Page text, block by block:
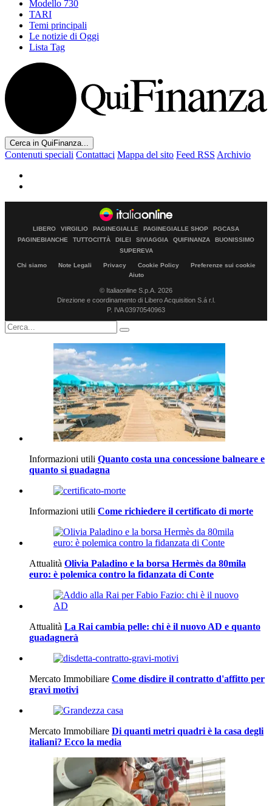
Modello 730
TARI
Temi principali
Le notizie di Oggi
Lista Tag
Cerca in QuiFinanza...
Contenuti speciali Contattaci Mappa del sito Feed RSS Archivio
LIBERO VIRGILIO PAGINEGIALLE PAGINEGIALLE SHOP
PGCASA
PAGINEBIANCHE
TUTTOCITTÀ DILEI SIVIAGGIA QUIFINANZA
BUONISSIMO
SUPEREVA
Chi siamo Note Legali Privacy Cookie Policy
Preferenze sui cookie
Aiuto
© Italiaonline S.p.A. 2026
Direzione e coordinamento di Libero Acquisition S.á r.l.
P. IVA 03970540963
Informazioni utili Quanto costa una concessione balneare e
quanto si guadagna
Informazioni utili Come richiedere il certificato di morte
Attualità Olivia Paladino e la borsa Hermès da 80mila
euro: è polemica contro la fidanzata di Conte
Attualità La Rai cambia pelle: chi è il nuovo AD e quanto
guadagnerà
Mercato Immobiliare Come disdire il contratto d'affitto per
gravi motivi
Mercato Immobiliare Di quanti metri quadri è la casa degli
italiani? Ecco la media